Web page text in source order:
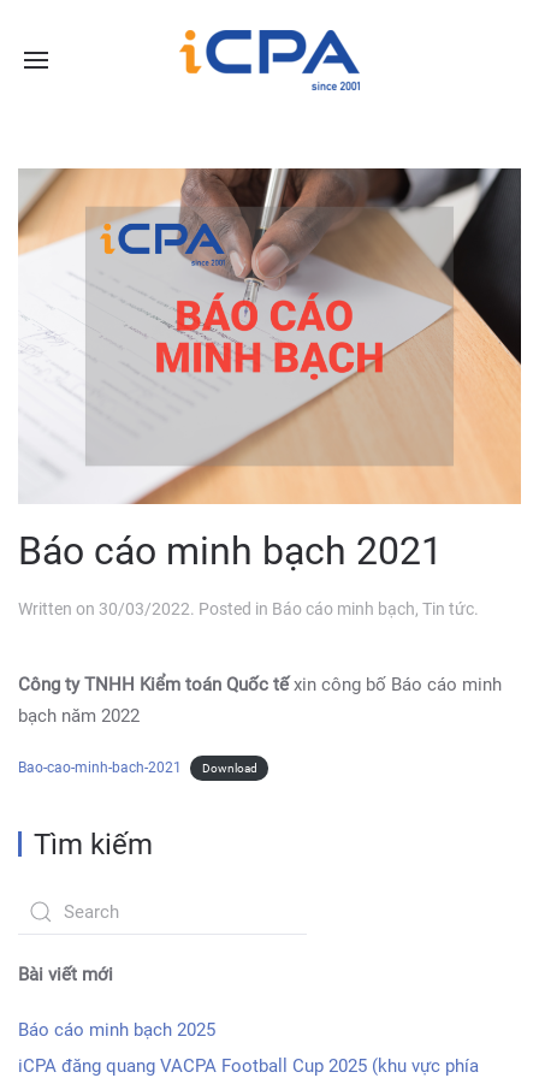
Báo cáo minh bạch 2021
Written on 30/03/2022. Posted in Báo cáo minh bạch, Tin tức.
Công ty TNHH Kiểm toán Quốc tếxin công bố Báo cáo minh
bạch năm 2022
Bao-cao-minh-bach-2021 Download
Tìm kiếm
Bài viết mới
Báo cáo minh bạch 2025
iCPA đăng quang VACPA Football Cup 2025 (khu vực phía